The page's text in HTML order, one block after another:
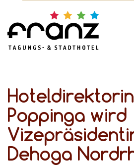
Poppinga wird
Dehoga